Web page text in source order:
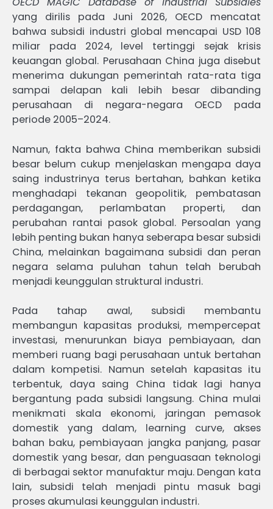
yang dirilis pada Juni 2026, OECD mencatat
bahwa subsidi industri global mencapai USD 108
miliar pada 2024, level tertinggi sejak krisis
keuangan global. Perusahaan China juga disebut
menerima dukungan pemerintah rata-rata tiga
sampai delapan kali lebih besar dibanding
perusahaan di negara-negara OECD pada
periode 2005–2024.
Namun, fakta bahwa China memberikan subsidi
besar belum cukup menjelaskan mengapa daya
saing industrinya terus bertahan, bahkan ketika
menghadapi tekanan geopolitik, pembatasan
perdagangan, perlambatan properti, dan
perubahan rantai pasok global. Persoalan yang
lebih penting bukan hanya seberapa besar subsidi
China, melainkan bagaimana subsidi dan peran
negara selama puluhan tahun telah berubah
menjadi keunggulan struktural industri.
Pada tahap awal, subsidi membantu
membangun kapasitas produksi, mempercepat
investasi, menurunkan biaya pembiayaan, dan
memberi ruang bagi perusahaan untuk bertahan
dalam kompetisi. Namun setelah kapasitas itu
terbentuk, daya saing China tidak lagi hanya
bergantung pada subsidi langsung. China mulai
menikmati skala ekonomi, jaringan pemasok
domestik yang dalam, learning curve, akses
bahan baku, pembiayaan jangka panjang, pasar
domestik yang besar, dan penguasaan teknologi
di berbagai sektor manufaktur maju. Dengan kata
lain, subsidi telah menjadi pintu masuk bagi
proses akumulasi keunggulan industri.